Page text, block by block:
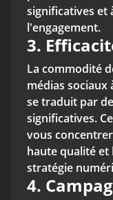
significatives et
l'engagement.
3.
La commodité
médias
se traduit par
significatives.
vous
haute qualité
stratégie
4.